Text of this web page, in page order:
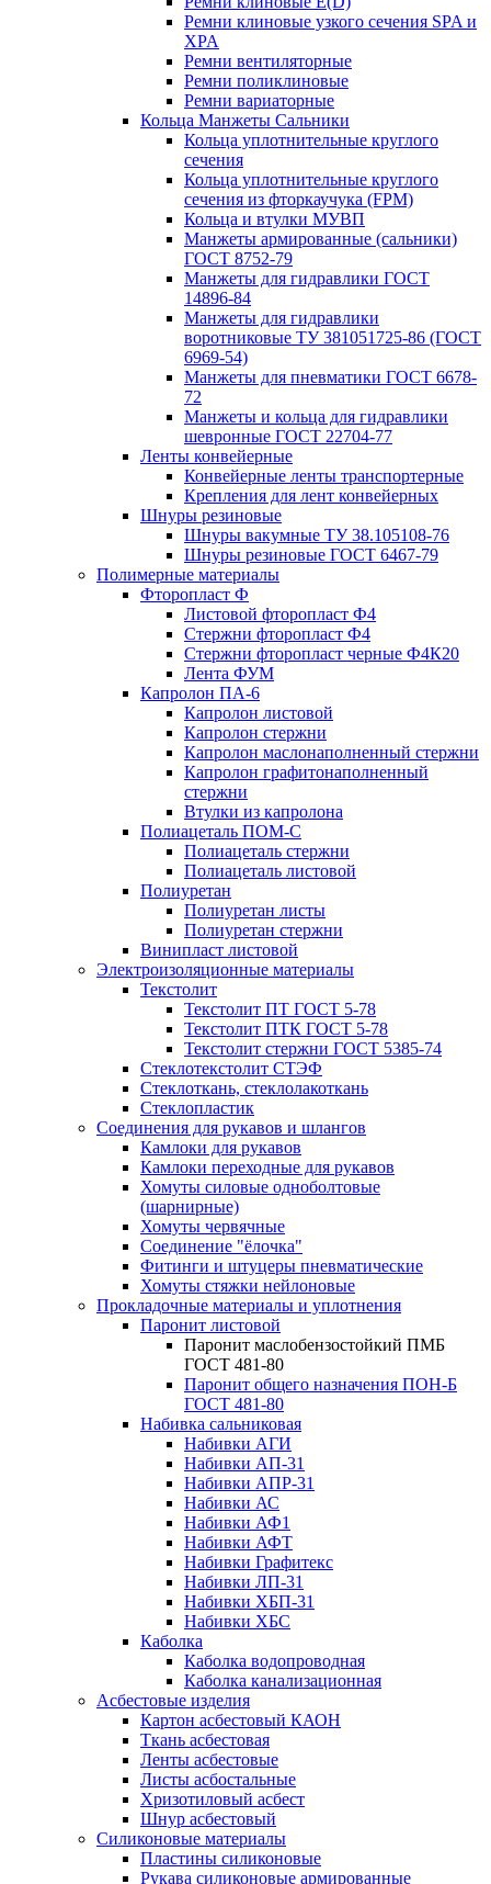
Ремни клиновые узкого сечения SPA и
XPA
Ремни вентиляторные
Ремни поликлиновые
Ремни вариаторные
Кольца Манжеты Сальники
Кольца уплотнительные круглого
сечения
Кольца уплотнительные круглого
сечения из фторкаучука (FPM)
Кольца и втулки МУВП
Манжеты армированные (сальники)
ГОСТ 8752-79
Манжеты для гидравлики ГОСТ
14896-84
Манжеты для гидравлики
воротниковые ТУ 381051725-86 (ГОСТ
6969-54)
Манжеты для пневматики ГОСТ 6678-
72
Манжеты и кольца для гидравлики
шевронные ГОСТ 22704-77
Ленты конвейерные
Конвейерные ленты транспортерные
Крепления для лент конвейерных
Шнуры резиновые
Шнуры вакумные ТУ 38.105108-76
Шнуры резиновые ГОСТ 6467-79
Полимерные материалы
Фторопласт Ф
Листовой фторопласт Ф4
Стержни фторопласт Ф4
Стержни фторопласт черные Ф4К20
Лента ФУМ
Капролон ПА-6
Капролон листовой
Капролон стержни
Капролон маслонаполненный стержни
Капролон графитонаполненный
стержни
Втулки из капролона
Полиацеталь ПОМ-С
Полиацеталь стержни
Полиацеталь листовой
Полиуретан
Полиуретан листы
Полиуретан стержни
Винипласт листовой
Электроизоляционные материалы
Текстолит
Текстолит ПТ ГОСТ 5-78
Текстолит ПТК ГОСТ 5-78
Текстолит стержни ГОСТ 5385-74
Стеклотекстолит СТЭФ
Стеклоткань, стеклолакоткань
Стеклопластик
Соединения для рукавов и шлангов
Камлоки для рукавов
Камлоки переходные для рукавов
Хомуты силовые одноболтовые
(шарнирные)
Хомуты червячные
Соединение "ёлочка"
Фитинги и штуцеры пневматические
Хомуты стяжки нейлоновые
Прокладочные материалы и уплотнения
Паронит листовой
Паронит маслобензостойкий ПМБ
ГОСТ 481-80
Паронит общего назначения ПОН-Б
ГОСТ 481-80
Набивка сальниковая
Набивки АГИ
Набивки АП-31
Набивки АПР-31
Набивки АС
Набивки АФ1
Набивки АФТ
Набивки Графитекс
Набивки ЛП-31
Набивки ХБП-31
Набивки ХБС
Каболка
Каболка водопроводная
Каболка канализационная
Асбестовые изделия
Картон асбестовый КАОН
Ткань асбестовая
Ленты асбестовые
Листы асбостальные
Хризотиловый асбеcт
Шнур асбестовый
Силиконовые материалы
Пластины силиконовые
Рукава силиконовые армированные